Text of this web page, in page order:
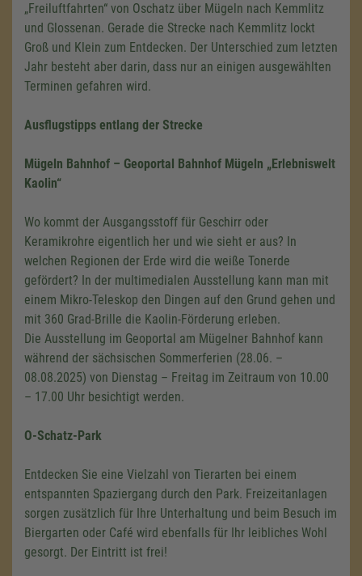
„Freiluftfahrten“ von Oschatz über Mügeln nach Kemmlitz
und Glossenan. Gerade die Strecke nach Kemmlitz lockt
Groß und Klein zum Entdecken. Der Unterschied zum letzten
Jahr besteht aber darin, dass nur an einigen ausgewählten
Terminen gefahren wird.
Ausflugstipps entlang der Strecke
Mügeln Bahnhof – Geoportal Bahnhof Mügeln „Erlebniswelt
Kaolin“
Wo kommt der Ausgangsstoff für Geschirr oder
Keramikrohre eigentlich her und wie sieht er aus? In
welchen Regionen der Erde wird die weiße Tonerde
gefördert? In der multimedialen Ausstellung kann man mit
einem Mikro-Teleskop den Dingen auf den Grund gehen und
mit 360 Grad-Brille die Kaolin-Förderung erleben.
Die Ausstellung im Geoportal am Mügelner Bahnhof kann
während der sächsischen Sommerferien (28.06. –
08.08.2025) von Dienstag – Freitag im Zeitraum von 10.00
– 17.00 Uhr besichtigt werden.
O-Schatz-Park
Entdecken Sie eine Vielzahl von Tierarten bei einem
entspannten Spaziergang durch den Park. Freizeitanlagen
sorgen zusätzlich für Ihre Unterhaltung und beim Besuch im
Biergarten oder Café wird ebenfalls für Ihr leibliches Wohl
gesorgt. Der Eintritt ist frei!